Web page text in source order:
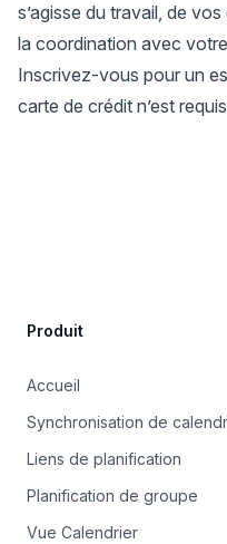
s’agisse du travail, de
la coordination avec
Inscrivez-vous pour un
carte de crédit n’est
Produit
Accueil
Synchronisation de
Liens de planification
Planification de groupe
Vue Calendrier